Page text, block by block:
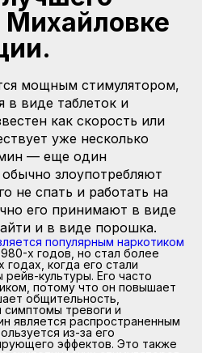
Михайловке
мощным стимулятором,
в виде таблеток и
как скорость или
уже несколько
— еще один
злоупотребляют
не спать и работать на
его принимают в виде
и в виде порошка.
популярным наркотиком
х годов, но стал более
годах, когда его стали
рейв-культуры. Его часто
потому что он повышает
общительность,
тревоги и
является распространенным
из-за его
эффектов. Это также